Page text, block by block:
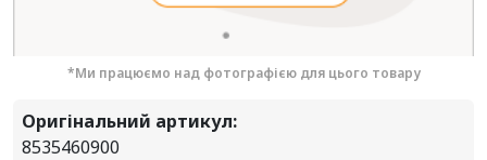
*Ми працюємо над фотографією для цього товару
Оригінальний артикул:
8535460900